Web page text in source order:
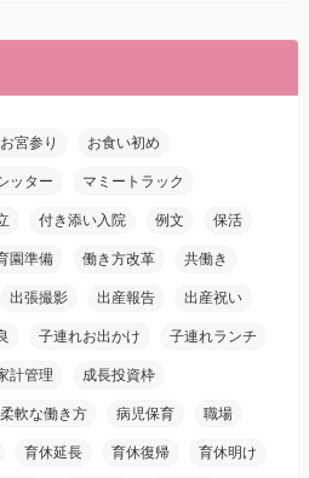
お宮参り お食い初め
ッター マミートラック
付き添い入院 例文 保活
園準備 働き方改革 共働き
出張撮影 出産報告 出産祝い
子連れお出かけ 子連れランチ
計管理 成長投資枠
柔軟な働き方 病児保育 職場
育休延長 育休復帰 育休明け